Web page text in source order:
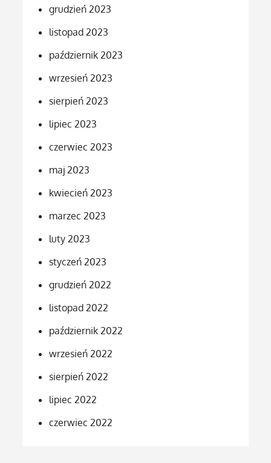
grudzień 2023
listopad 2023
październik 2023
wrzesień 2023
sierpień 2023
lipiec 2023
czerwiec 2023
maj 2023
kwiecień 2023
marzec 2023
luty 2023
styczeń 2023
grudzień 2022
listopad 2022
październik 2022
wrzesień 2022
sierpień 2022
lipiec 2022
czerwiec 2022